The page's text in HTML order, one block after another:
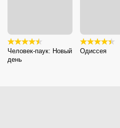
Человек-паук: Новый
день
Одиссея